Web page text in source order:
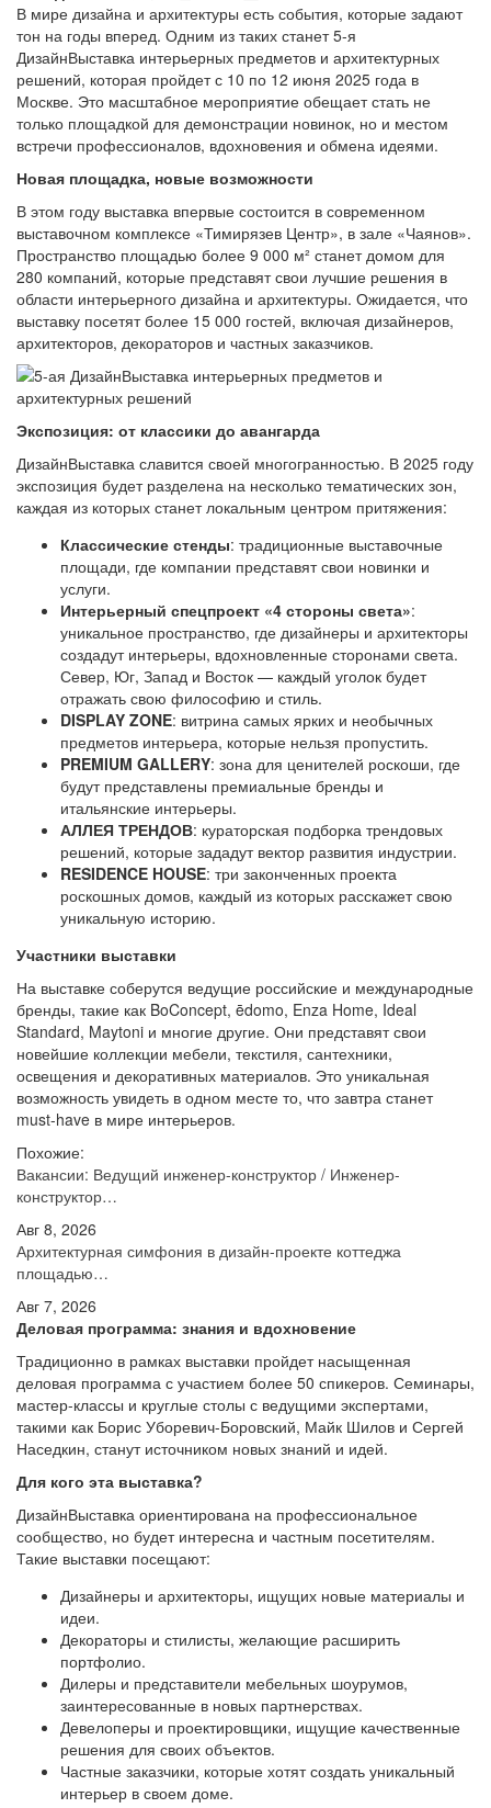
В мире дизайна и архитектуры есть события, которые задают
тон на годы вперед. Одним из таких станет 5-я
ДизайнВыставка интерьерных предметов и архитектурных
решений, которая пройдет с 10 по 12 июня 2025 года в
Москве. Это масштабное мероприятие обещает стать не
только площадкой для демонстрации новинок, но и местом
встречи профессионалов, вдохновения и обмена идеями.
Новая площадка, новые возможности
В этом году выставка впервые состоится в современном
выставочном комплексе «Тимирязев Центр», в зале «Чаянов».
Пространство площадью более 9 000 м² станет домом для
280 компаний, которые представят свои лучшие решения в
области интерьерного дизайна и архитектуры. Ожидается, что
выставку посетят более 15 000 гостей, включая дизайнеров,
архитекторов, декораторов и частных заказчиков.
Экспозиция: от классики до авангарда
ДизайнВыставка славится своей многогранностью. В 2025 году
экспозиция будет разделена на несколько тематических зон,
каждая из которых станет локальным центром притяжения:
Классические стенды: традиционные выставочные
площади, где компании представят свои новинки и
услуги.
Интерьерный спецпроект «4 стороны света»:
уникальное пространство, где дизайнеры и архитекторы
создадут интерьеры, вдохновленные сторонами света.
Север, Юг, Запад и Восток — каждый уголок будет
отражать свою философию и стиль.
DISPLAY ZONE: витрина самых ярких и необычных
предметов интерьера, которые нельзя пропустить.
PREMIUM GALLERY: зона для ценителей роскоши, где
будут представлены премиальные бренды и
итальянские интерьеры.
АЛЛЕЯ ТРЕНДОВ: кураторская подборка трендовых
решений, которые зададут вектор развития индустрии.
RESIDENCE HOUSE: три законченных проекта
роскошных домов, каждый из которых расскажет свою
уникальную историю.
Участники выставки
На выставке соберутся ведущие российские и международные
бренды, такие как BoConcept, ēdomo, Enza Home, Ideal
Standard, Maytoni и многие другие. Они представят свои
новейшие коллекции мебели, текстиля, сантехники,
освещения и декоративных материалов. Это уникальная
возможность увидеть в одном месте то, что завтра станет
must-have в мире интерьеров.
Похожие:
Вакансии: Ведущий инженер-конструктор / Инженер-
конструктор…
Авг 8, 2026
Архитектурная симфония в дизайн-проекте коттеджа
площадью…
Авг 7, 2026
Деловая программа: знания и вдохновение
Традиционно в рамках выставки пройдет насыщенная
деловая программа с участием более 50 спикеров. Семинары,
мастер-классы и круглые столы с ведущими экспертами,
такими как Борис Уборевич-Боровский, Майк Шилов и Сергей
Наседкин, станут источником новых знаний и идей.
Для кого эта выставка?
ДизайнВыставка ориентирована на профессиональное
сообщество, но будет интересна и частным посетителям.
Такие выставки посещают:
Дизайнеры и архитекторы, ищущих новые материалы и
идеи.
Декораторы и стилисты, желающие расширить
портфолио.
Дилеры и представители мебельных шоурумов,
заинтересованные в новых партнерствах.
Девелоперы и проектировщики, ищущие качественные
решения для своих объектов.
Частные заказчики, которые хотят создать уникальный
интерьер в своем доме.